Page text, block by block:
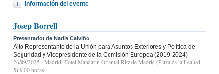
Información del evento
Josep Borrell
Presentador de Nadia Calviño
Alto Representante de la Unión para Asuntos Exteriores y Política de
Seguridad y Vicepresidente de la Comisión Europea (2019-2024)
26/09/2025 - Madrid, Hotel Mandarin Oriental Ritz de Madrid (Plaza de la Lealtad,
5) 9:00 horas